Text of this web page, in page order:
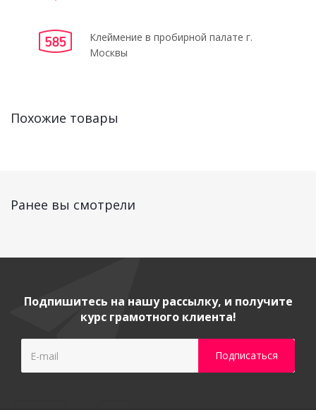
Клеймение в пробирной палате г.
Москвы
Похожие товары
Ранее вы смотрели
Подпишитесь на нашу рассылку, и получите
курс грамотного клиента!